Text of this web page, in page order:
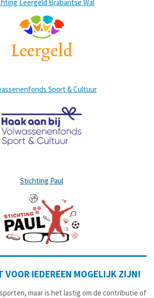
Leergeld Brabantse Wal
Sport & Cultuur
Stichting Paul
VOOR IEDEREEN MOGELIJK ZIJN!
maar is het lastig om de contributie of